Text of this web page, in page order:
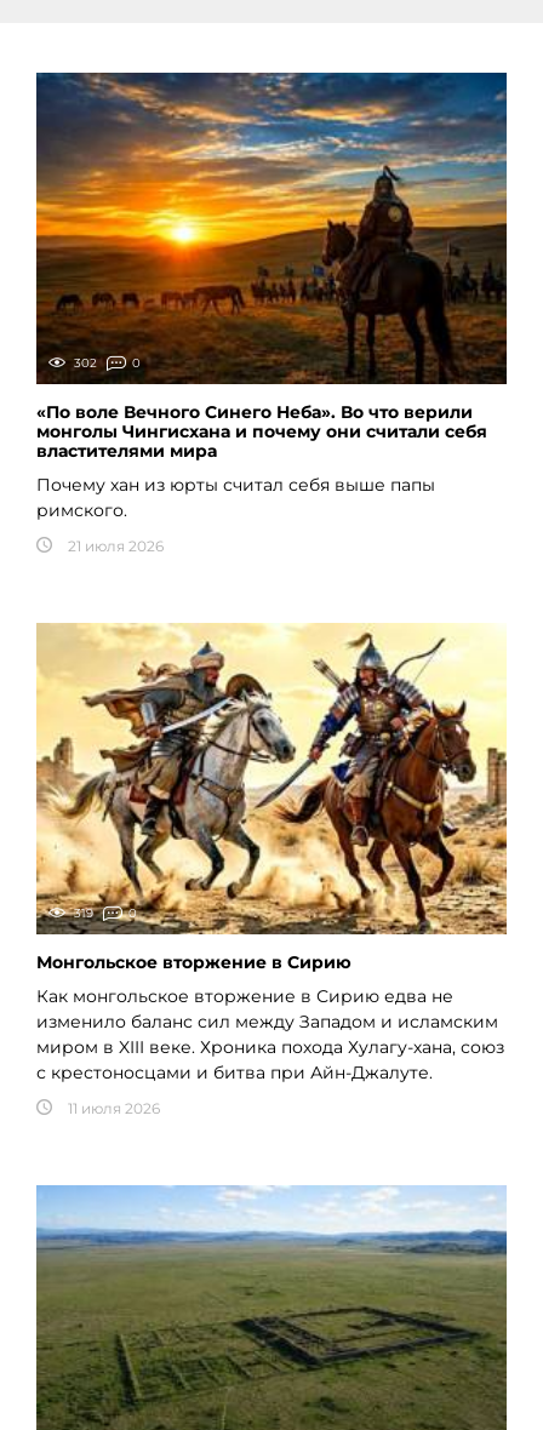
302 0
«По воле Вечного Синего Неба». Во что верили
монголы Чингисхана и почему они считали себя
властителями мира
Почему хан из юрты считал себя выше папы
римского.
21 июля 2026
319 0
Монгольское вторжение в Сирию
Как монгольское вторжение в Сирию едва не
изменило баланс сил между Западом и исламским
миром в XIII веке. Хроника похода Хулагу-хана, союз
с крестоносцами и битва при Айн-Джалуте.
11 июля 2026